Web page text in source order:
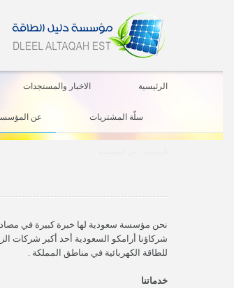
الرئيسية الاخبار والمستجدات
سلّة المشتريات عن
نحن مؤسسة سعودية لها خبرة كبيرة في مصادر
شركاؤنا أرامكو السعودية أحد أكبر شركات
للطاقة الكهربائية في مناطق المملكة .
خدماتنا